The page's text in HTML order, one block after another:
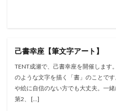
己書幸座【筆文字アート】
TENT成瀬で、己書幸座を開催します
のような文字を描く「書」のことで
や絵に自信のない方でも大丈夫。一
第2、 […]